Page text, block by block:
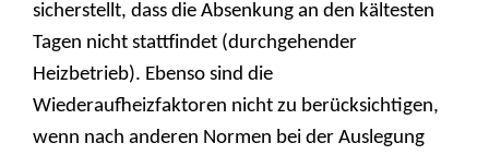
sicherstellt, dass die Absenkung an den kältesten
Tagen nicht stattfindet (durchgehender
Heizbetrieb). Ebenso sind die
Wiederaufheizfaktoren nicht zu berücksichtigen,
wenn nach anderen Normen bei der Auslegung